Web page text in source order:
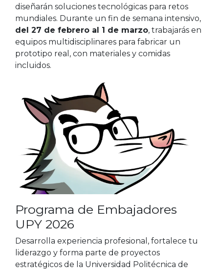
diseñarán soluciones tecnológicas para retos
mundiales. Durante un fin de semana intensivo,
del 27 de febrero al 1 de marzo, trabajarás en
equipos multidisciplinares para fabricar un
prototipo real, con materiales y comidas
incluidos.
Programa de Embajadores
UPY 2026
Desarrolla experiencia profesional, fortalece tu
liderazgo y forma parte de proyectos
estratégicos de la Universidad Politécnica de